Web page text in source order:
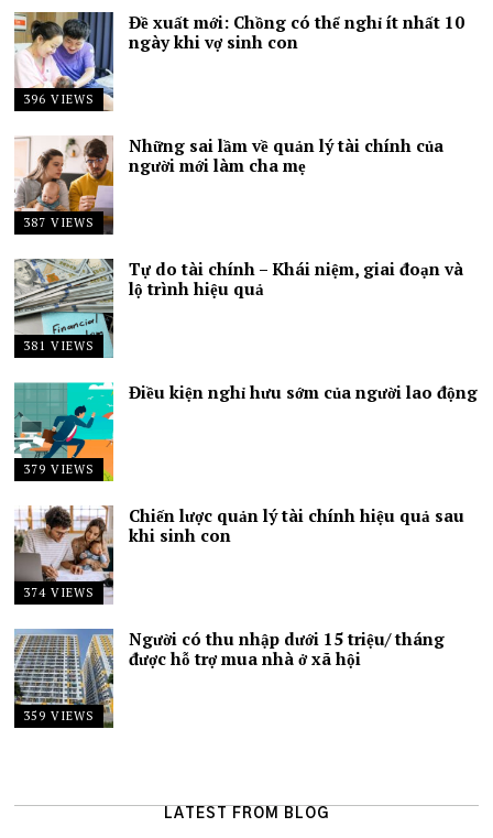
396 VIEWS
Đề xuất mới: Chồng có thể nghỉ ít nhất 10
ngày khi vợ sinh con
387 VIEWS
Những sai lầm về quản lý tài chính của
người mới làm cha mẹ
381 VIEWS
Tự do tài chính – Khái niệm, giai đoạn và
lộ trình hiệu quả
379 VIEWS
Điều kiện nghỉ hưu sớm của người lao động
374 VIEWS
Chiến lược quản lý tài chính hiệu quả sau
khi sinh con
359 VIEWS
Người có thu nhập dưới 15 triệu/ tháng
được hỗ trợ mua nhà ở xã hội
LATEST FROM BLOG